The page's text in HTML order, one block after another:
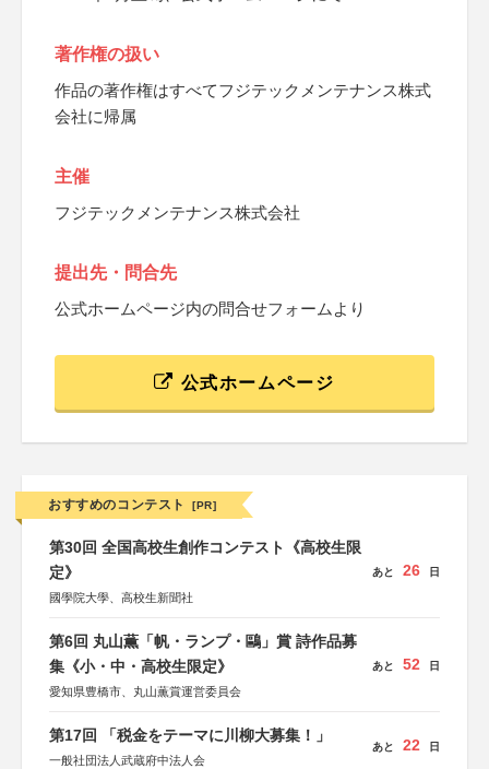
著作権の扱い
作品の著作権はすべてフジテックメンテナンス株式
会社に帰属
主催
フジテックメンテナンス株式会社
提出先・問合先
公式ホームページ内の問合せフォームより
公式ホームページ
おすすめのコンテスト [PR]
第30回 全国高校生創作コンテスト《高校生限
定》
國學院大學、高校生新聞社
あと 26 日
第6回 丸山薫「帆・ランプ・鷗」賞 詩作品募
集《小・中・高校生限定》
愛知県豊橋市、丸山薫賞運営委員会
あと 52 日
第17回 「税金をテーマに川柳大募集！」
一般社団法人武蔵府中法人会
あと 22 日